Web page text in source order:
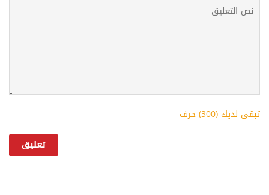
تبقى لديك (300) حرف